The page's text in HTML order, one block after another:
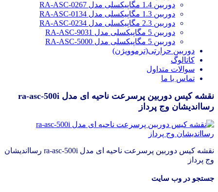
دوربین 1.4 مگاپیکسلی مدل RA-ASC-0267
دوربین 1.3 مگاپیکسلی مدل RA-ASC-0134
دوربین 2.3 مگاپیکسلی مدل RA-ASC-0234
دوربین 5 مگاپیکسلی مدل RA-ASC-9031
دوربین 5 مگاپیکسلی مدل RA-ASC-5000
دوربین حرارتی(ترموویژن)
کاتالوگ
سوالات متداول
تماس با ما
نقشه کیس دوربین پرسرعت ناحیه ای مدل ra-asc-500i
رسااندیشان وج پرداز
نقشه کیس دوربین پرسرعت ناحیه ای مدل ra-asc-500i رسااندیشان
وج پرداز
جستجو در وب سایت